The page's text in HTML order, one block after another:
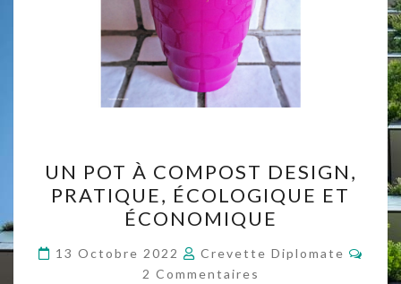
POT
À
COMPOST
DESIGN,
PRATIQUE,
UN POT À COMPOST DESIGN,
PRATIQUE, ÉCOLOGIQUE ET
ÉCONOMIQUE
13 Octobre 2022 Crevette Diplomate
2 Commentaires